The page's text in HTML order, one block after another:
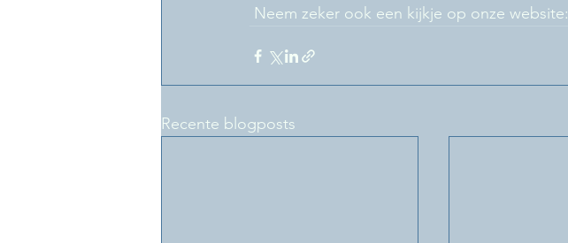
Neem zeker ook een kijkje op onze website:
Recente blogposts